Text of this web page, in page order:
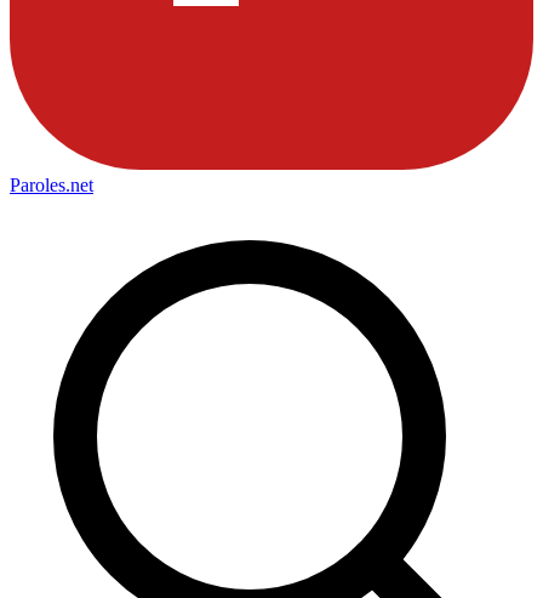
Paroles.net